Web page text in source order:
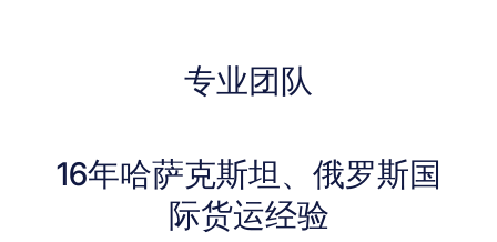
专业团队
16年哈萨克斯坦、俄罗斯国
际货运经验